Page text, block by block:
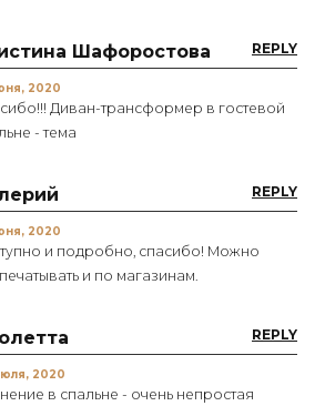
REPLY
Шафоростова
2020
Диван-трансформер в гостевой
- тема
REPLY
2020
и подробно, спасибо! Можно
и по магазинам.
REPLY
2020
в спальне - очень непростая